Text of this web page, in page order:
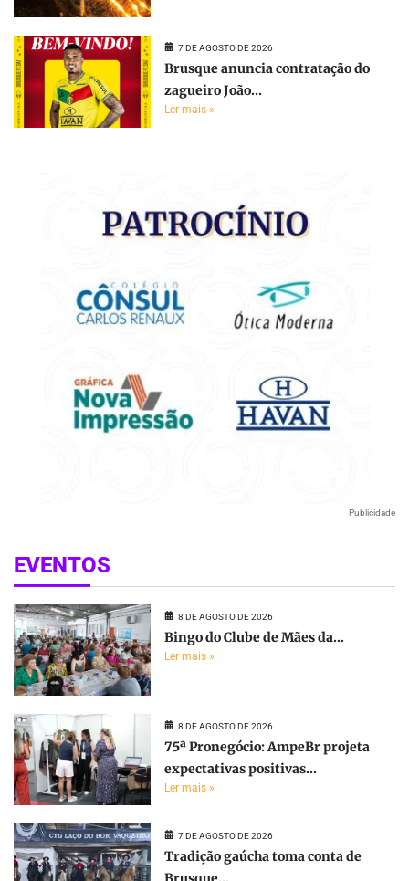
7 DE AGOSTO DE 2026
Brusque anuncia contratação do
zagueiro João...
Ler mais »
Publicidade
EVENTOS
8 DE AGOSTO DE 2026
Bingo do Clube de Mães da...
Ler mais »
8 DE AGOSTO DE 2026
75ª Pronegócio: AmpeBr projeta
expectativas positivas...
Ler mais »
7 DE AGOSTO DE 2026
Tradição gaúcha toma conta de